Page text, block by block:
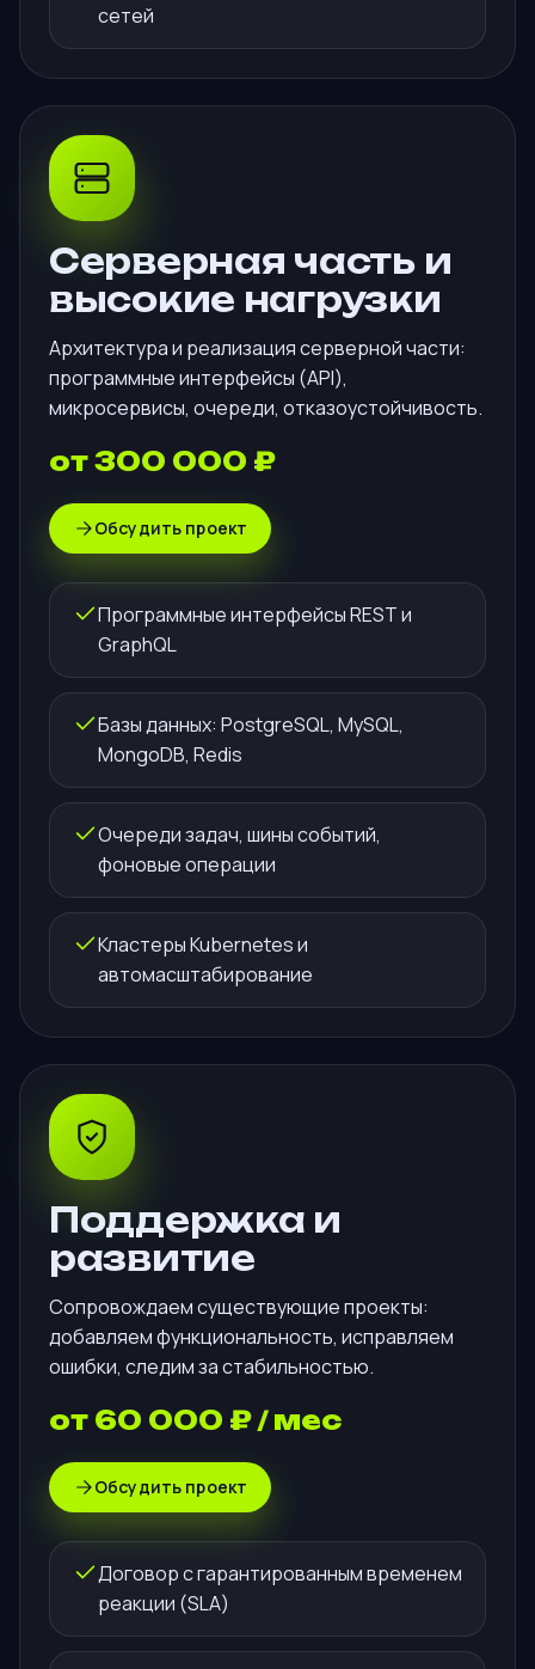
сетей
Серверная часть и
высокие нагрузки
Архитектура и реализация серверной части:
программные интерфейсы (API),
микросервисы, очереди, отказоустойчивость.
от 300 000 ₽
Обсудить проект
Программные интерфейсы REST и
GraphQL
Базы данных: PostgreSQL, MySQL,
MongoDB, Redis
Очереди задач, шины событий,
фоновые операции
Кластеры Kubernetes и
автомасштабирование
Поддержка и
развитие
Сопровождаем существующие проекты:
добавляем функциональность, исправляем
ошибки, следим за стабильностью.
от 60 000 ₽ / мес
Обсудить проект
Договор с гарантированным временем
реакции (SLA)